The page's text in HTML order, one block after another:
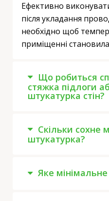
Ефективно
після укладання
необхідно щоб
приміщенні
Що робиться
стяжка підлоги
штукатурка стін?
Скільки сохне
штукатурка?
Яке